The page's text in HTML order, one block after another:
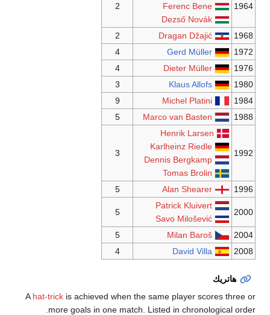
2
2
4
4
3
9
5
3
5
5
5
4
Ahat-trickis achieved when
more goals in one